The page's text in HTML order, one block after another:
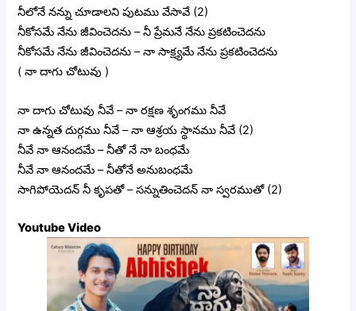
నీలోనే నన్ను చూడాలని పుటము వేసావే (2)
నీకోసమే నేను జీవించెదను – నీ ప్రేమనే నేను ప్రకటించెదను
నీకోసమే నేను జీవించెదను – నా సాక్ష్యమే నేను ప్రకటించెదను
( నా దాగు చోటువు )
నా దాగు చోటువు నీవే – నా రక్షణ శృంగము నీవే
నా ఉన్నత దుర్గము నీవే – నా ఆశ్రయ స్థానము నీవే (2)
నీవే నా ఆనందమే – నీతో నే నా బంధమే
నీవే నా ఆనందమే – నీతోనే అనుబంధమే
సాగిపోయెదన్ నీ కృపతో – సన్నుతించెదన్ నా స్వరముతో (2)
Youtube Video